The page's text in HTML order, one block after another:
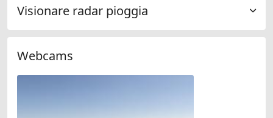
Visionare radar pioggia
Webcams